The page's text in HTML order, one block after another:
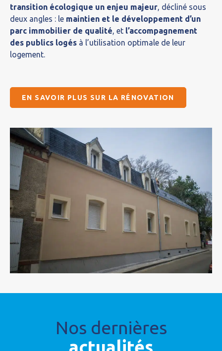
transition écologique un enjeu majeur, décliné sous
deux angles : le maintien et le développement d’un
parc immobilier de qualité, et l’accompagnement
des publics logés à l’utilisation optimale de leur
logement.
EN SAVOIR PLUS SUR LA RÉNOVATION
Nos dernières